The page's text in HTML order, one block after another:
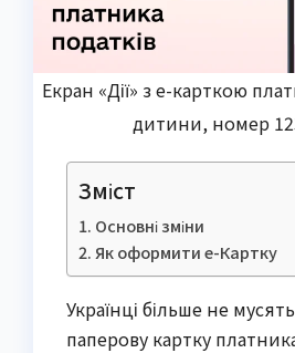
Екран «Дії» з е-карткою
дитини, номер
Зміст
Основні зміни
Як оформити е-Картку
Українці більше не
паперову картку